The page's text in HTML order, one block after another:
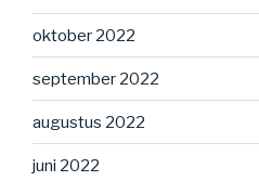
oktober 2022
september 2022
augustus 2022
juni 2022